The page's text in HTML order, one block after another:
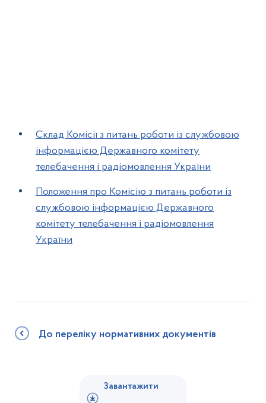
Склад Комісії з питань роботи із службовою
інформацією Державного комітету
телебачення і радіомовлення України
Положення про Комісію з питань роботи із
службовою інформацією Державного
комітету телебачення і радіомовлення
України
До переліку нормативних документів
Завантажити